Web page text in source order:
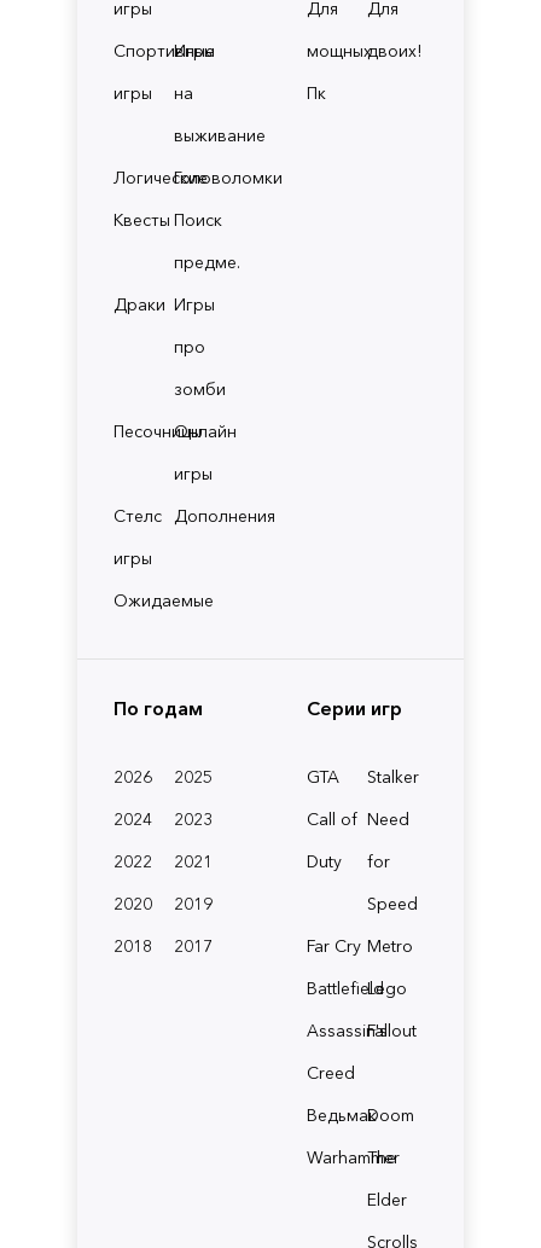
игры
Спортивные
игры
Игры
на
выживание
ЛогическиеГоловоломки
Квесты Поиск
предме.
Драки Игры
про
зомби
ПесочницыОнлайн
игры
Стелс
игры
Дополнения
Ожидаемые
Для
мощных
Пк
Для
двоих!
По годам
2026
2025
2024
2023
2022
2021
2020
2019
2018
2017
Серии игр
GTA
Stalker
Call of
Duty
Need
for
Speed
Far Cry Metro
BattlefieldLego
Assassin's
Creed
Fallout
ВедьмакDoom
Warhammer
The
Elder
Scrolls